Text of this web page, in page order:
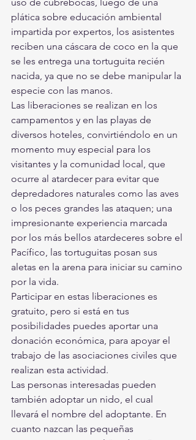
plática sobre educación ambiental
impartida por expertos, los asistentes
reciben una cáscara de coco en la que
se les entrega una tortuguita recién
nacida, ya que no se debe manipular la
especie con las manos.
Las liberaciones se realizan en los
campamentos y en las playas de
diversos hoteles, convirtiéndolo en un
momento muy especial para los
visitantes y la comunidad local, que
ocurre al atardecer para evitar que
depredadores naturales como las aves
o los peces grandes las ataquen; una
impresionante experiencia marcada
por los más bellos atardeceres sobre el
Pacífico, las tortuguitas posan sus
aletas en la arena para iniciar su camino
por la vida.
Participar en estas liberaciones es
gratuito, pero si está en tus
posibilidades puedes aportar una
donación económica, para apoyar el
trabajo de las asociaciones civiles que
realizan esta actividad.
Las personas interesadas pueden
también adoptar un nido, el cual
llevará el nombre del adoptante. En
cuanto nazcan las pequeñas